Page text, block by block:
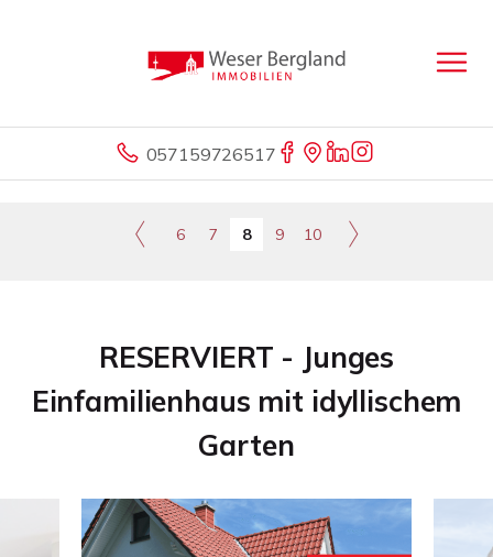
057159726517
6 7 8 9 10
RESERVIERT - Junges
Einfamilienhaus mit idyllischem
Garten